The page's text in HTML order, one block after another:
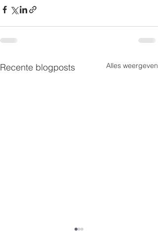
Recente blogposts Alles weergeven